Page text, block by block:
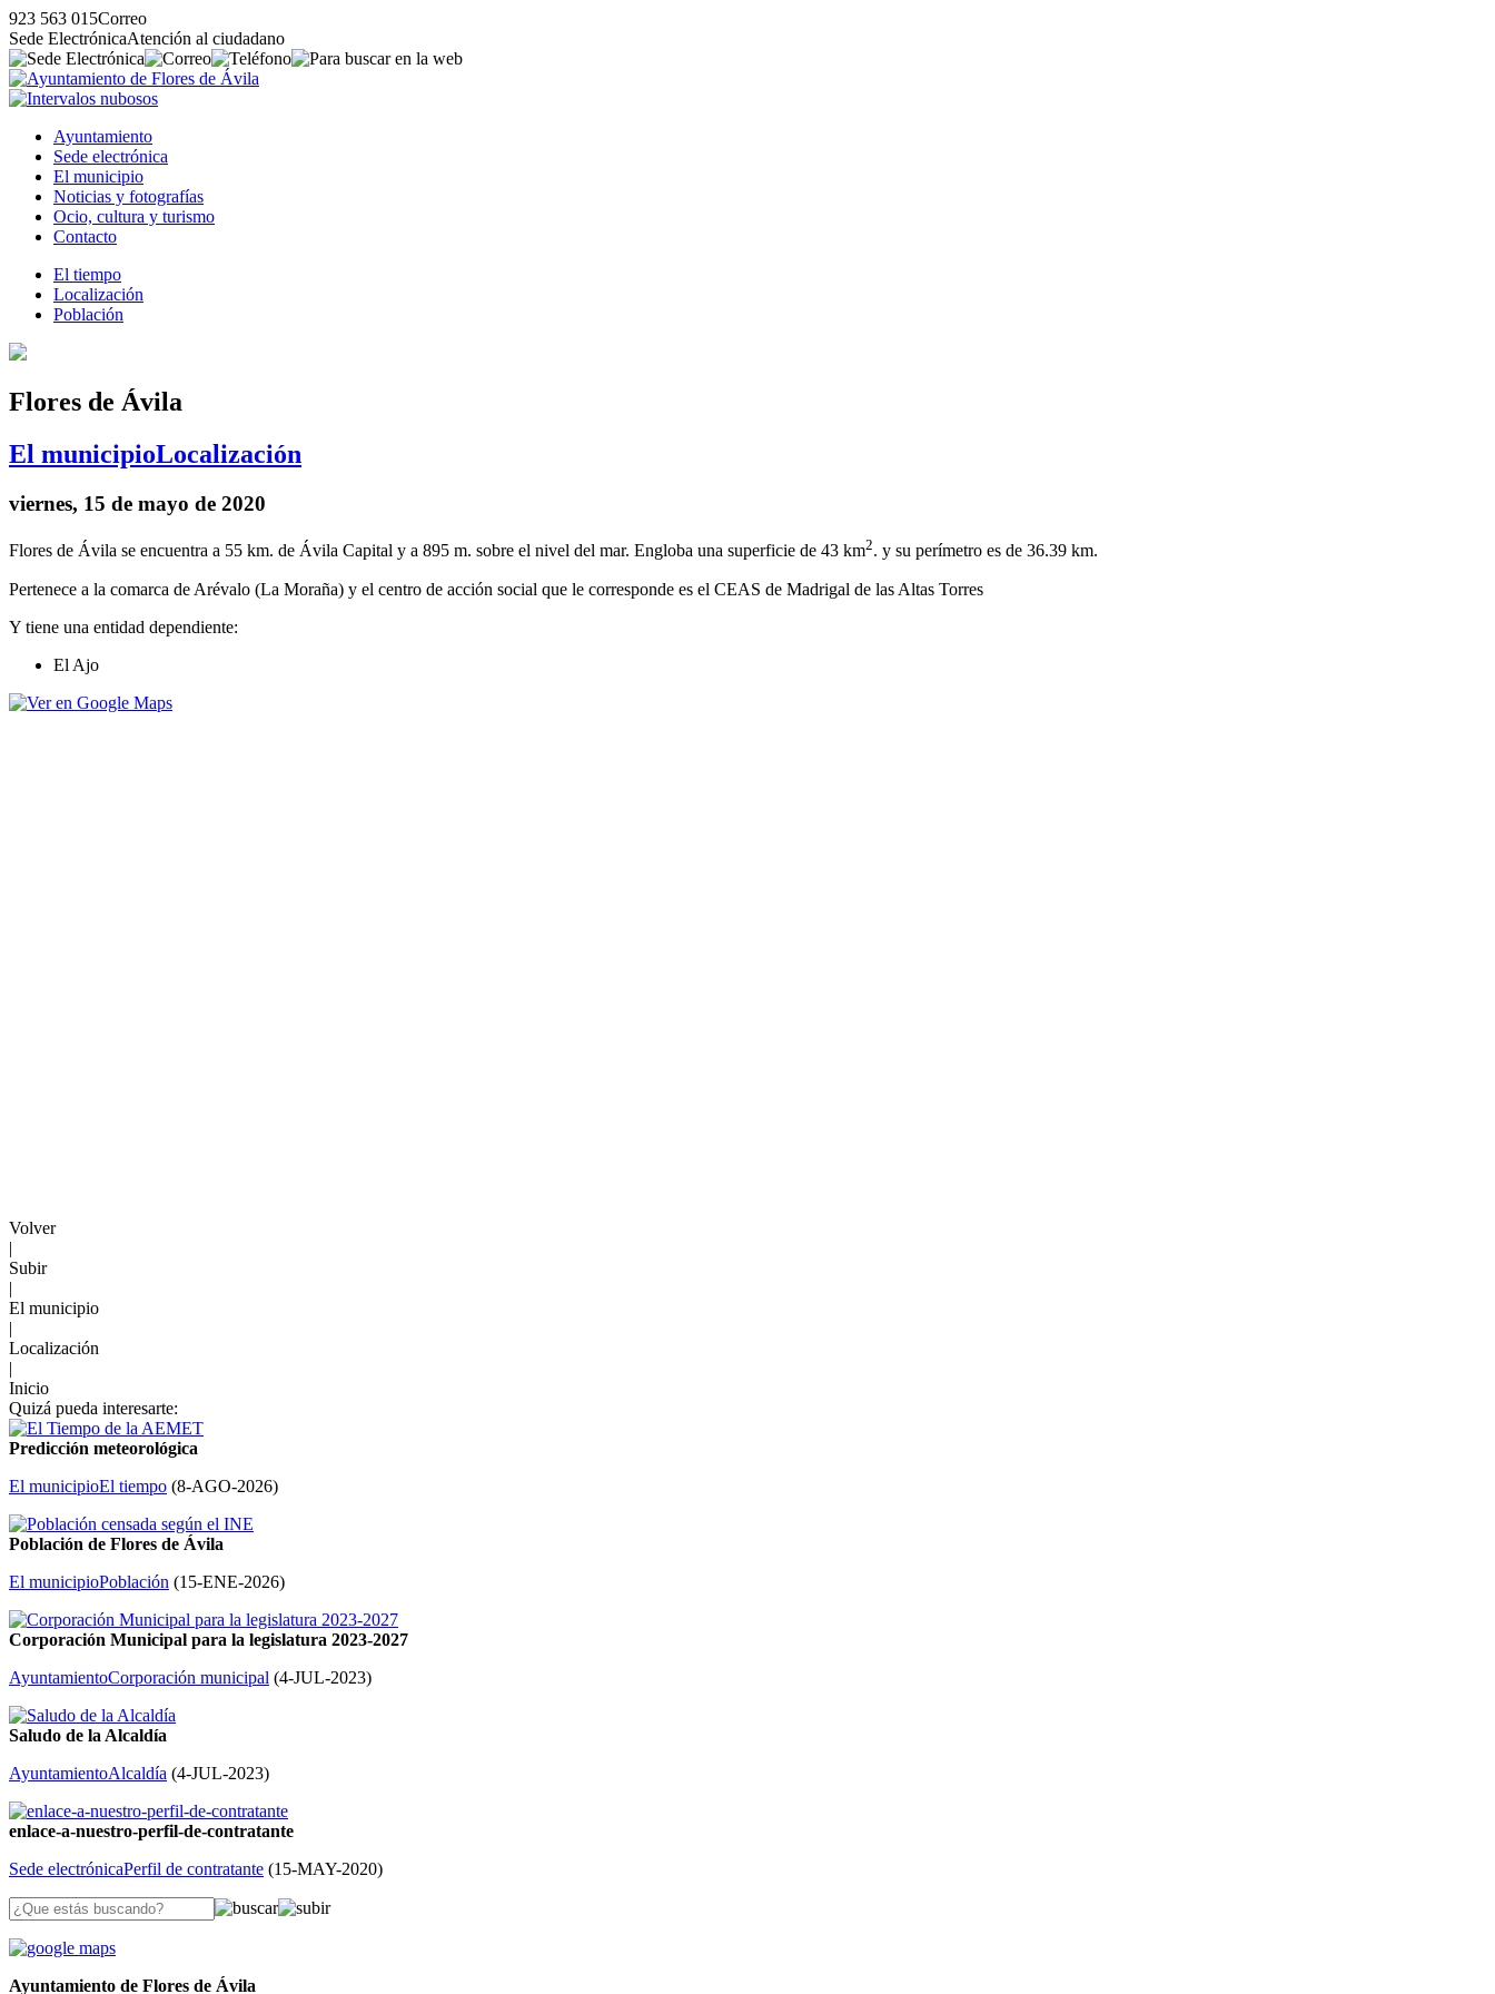
923 563 015Correo
Sede ElectrónicaAtención al ciudadano
Ayuntamiento
Sede electrónica
El municipio
Noticias y fotografías
Ocio, cultura y turismo
Contacto
El tiempo
Localización
Población
Flores de Ávila
El municipioLocalización
viernes, 15 de mayo de 2020
Flores de Ávila se encuentra a 55 km. de Ávila Capital y a 895 m. sobre el nivel del mar. Engloba una superficie de 43 km2. y su perímetro es de 36.39 km.
Pertenece a la comarca de Arévalo (La Moraña) y el centro de acción social que le corresponde es el CEAS de Madrigal de las Altas Torres
Y tiene una entidad dependiente:
El Ajo
Volver
|
Subir
|
El municipio
|
Localización
|
Inicio
Quizá pueda interesarte:
Predicción meteorológica
El municipioEl tiempo (8-AGO-2026)
Población de Flores de Ávila
El municipioPoblación (15-ENE-2026)
Corporación Municipal para la legislatura 2023-2027
AyuntamientoCorporación municipal (4-JUL-2023)
Saludo de la Alcaldía
AyuntamientoAlcaldía (4-JUL-2023)
enlace-a-nuestro-perfil-de-contratante
Sede electrónicaPerfil de contratante (15-MAY-2020)
Ayuntamiento de Flores de Ávila